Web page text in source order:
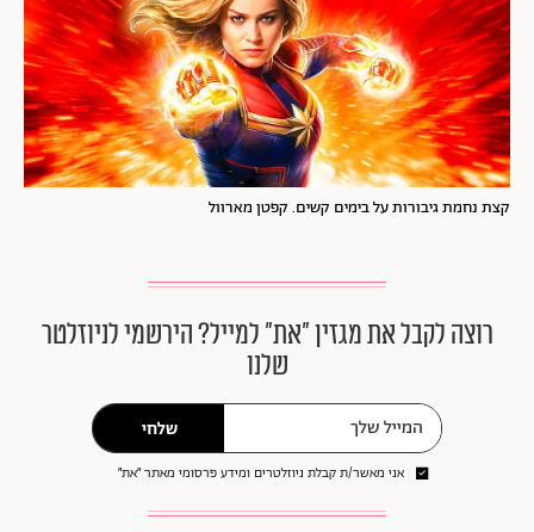
קצת נחמת גיבורות על בימים קשים. קפטן מארוול
רוצה לקבל את מגזין ״את״ למייל? הירשמי לניוזלטר
שלנו
שלחי
אני מאשר/ת קבלת ניוזלטרים ומידע פרסומי מאתר ״את״